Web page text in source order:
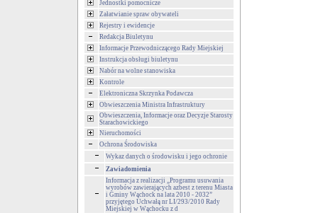
Jednostki pomocnicze
Załatwianie spraw obywateli
Rejestry i ewidencje
Redakcja Biuletynu
Informacje Przewodniczącego Rady Miejskiej
Instrukcja obsługi biuletynu
Nabór na wolne stanowiska
Kontrole
Elektroniczna Skrzynka Podawcza
Obwieszczenia Ministra Infrastruktury
Obwieszczenia, Informacje oraz Decyzje Starosty
Starachowickiego
Nieruchomości
Ochrona Środowiska
Wykaz danych o środowisku i jego ochronie
Zawiadomienia
Informacja z realizacji „Programu usuwania
wyrobów zawierających azbest z terenu Miasta
i Gminy Wąchock na lata 2010 - 2032”
przyjętego Uchwałą nr LI/293/2010 Rady
Miejskiej w Wąchocku z d